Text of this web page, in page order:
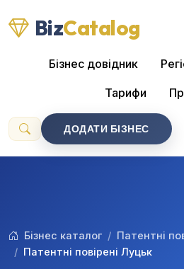
BizCatalog
Бізнес довідник
Тарифи
ДОДАТИ БІЗНЕС
Бізнес каталог
Патентні
Патентні повірені Луцьк